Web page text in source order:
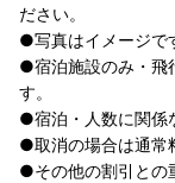
ださい。
●写真はイメージで
●宿泊施設のみ・飛
す。
●宿泊・人数に関係
●取消の場合は通常
●その他の割引との